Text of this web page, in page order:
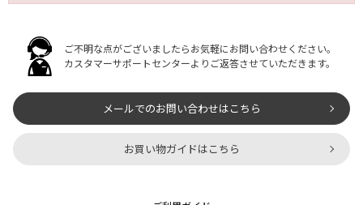
ご不明な点がございましたらお気軽にお問い合わせください。
カスタマーサポートセンターよりご返答させていただきます。
メールでのお問い合わせはこちら
お買い物ガイドはこちら